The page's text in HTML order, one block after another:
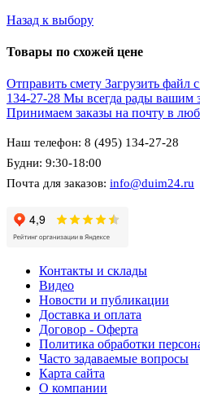
Назад к выбору
Товары по схожей цене
Отправить смету Загрузить файл
134-27-28 Мы всегда рады вашим
Принимаем заказы на почту в
Наш телефон: 8 (495) 134-27-28
Будни: 9:30-18:00
Почта для заказов: info@duim24.ru
Контакты и склады
Видео
Новости и публикации
Доставка и оплата
Договор - Оферта
Политика обработки
Часто задаваемые вопросы
Карта сайта
О компании